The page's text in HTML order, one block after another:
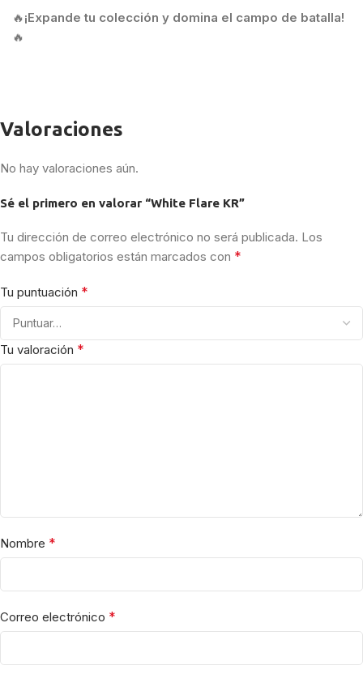
🔥¡Expande tu colección y domina el campo de batalla!
🔥
Valoraciones
No hay valoraciones aún.
Sé el primero en valorar “White Flare KR”
Tu dirección de correo electrónico no será publicada. Los
campos obligatorios están marcados con *
Tu puntuación *
Tu valoración *
Nombre *
Correo electrónico *